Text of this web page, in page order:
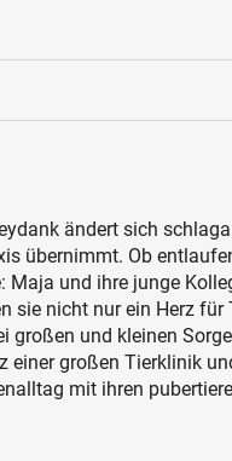
ändert sich
übernimmt. Ob
Maja und ihre junge
sie nicht nur ein Herz für
großen und kleinen
einer großen Tierklinik
mit ihren